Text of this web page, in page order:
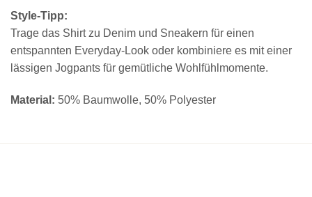
Style-Tipp:
Trage das Shirt zu Denim und Sneakern für einen
entspannten Everyday-Look oder kombiniere es mit einer
lässigen Jogpants für gemütliche Wohlfühlmomente.
Material: 50% Baumwolle, 50% Polyester